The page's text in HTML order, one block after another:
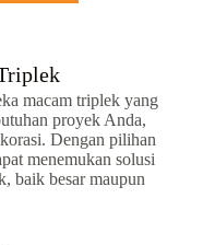
macam triplek yang
proyek Anda,
Dengan pilihan
menemukan solusi
baik besar maupun